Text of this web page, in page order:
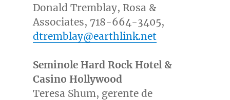
Donald Tremblay, Rosa &
Associates, 718-664-3405,
dtremblay@earthlink.net
Seminole Hard Rock Hotel &
Casino Hollywood
Teresa Shum, gerente de